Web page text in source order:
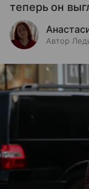
теперь он
Автор